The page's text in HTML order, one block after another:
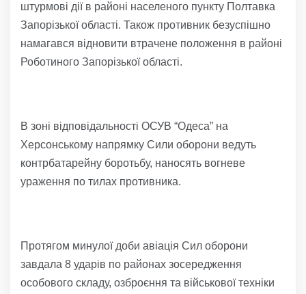
штурмові дії в районі населеного пункту Полтавка
Запорізької області. Також противник безуспішно
намагався відновити втрачене положення в районі
Роботиного Запорізької області.
В зоні відповідальності ОСУВ “Одеса” на
Херсонському напрямку Сили оборони ведуть
контрбатарейну боротьбу, наносять вогневе
ураження по тилах противника.
Протягом минулої доби авіація Сил оборони
завдала 8 ударів по районах зосередження
особового складу, озброєння та військової техніки